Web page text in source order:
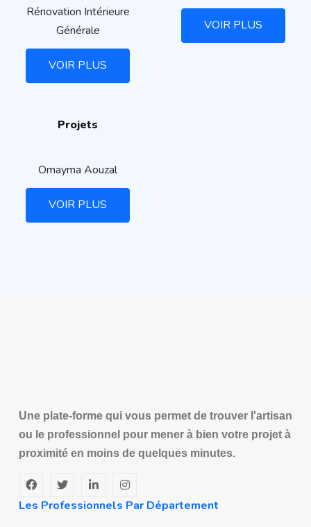
Rénovation Intérieure
Générale
VOIR PLUS
VOIR PLUS
Projets
Omayma Aouzal
VOIR PLUS
Une plate-forme qui vous permet de trouver l'artisan
ou le professionnel pour mener à bien votre projet à
proximité en moins de quelques minutes.
Les Professionnels Par Département